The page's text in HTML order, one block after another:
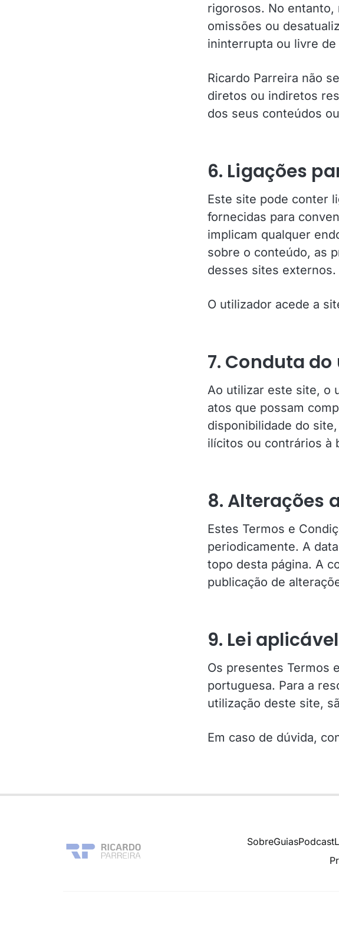
rigorosos. No
omissões ou
ininterrupta ou livre
Ricardo Parreira não
diretos ou indiretos
dos seus conteúdos
6. Ligações
Este site pode conter
fornecidas para
implicam qualquer
sobre o conteúdo, as
desses sites externos.
O utilizador acede a
7. Conduta
Ao utilizar este site, o
atos que possam
disponibilidade do
ilícitos ou contrários à
8. Alterações
Estes Termos e
periodicamente. A
topo desta página. A
publicação de
9. Lei
Os presentes Termos
portuguesa. Para a
utilização deste site,
Em caso de dúvida,
SobreGuiasPodcast